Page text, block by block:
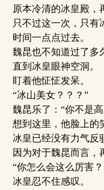
原本冷清的冰皇殿，
只不过这一次，只有
时间一点点过去。
魏昆也不知道过了多
直到冰皇眼神空洞。
盯着他怔怔发呆。
“冰山美女？？？”
魏昆乐了：“你不是高
想到这里，他脸上的
冰皇已经没有力气反
因为对于魏昆而言，
“你怎么会这么厉害？
冰皇忍不住感叹。